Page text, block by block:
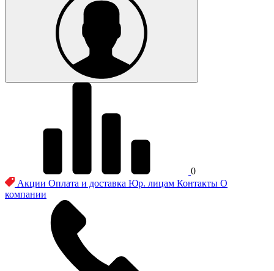
0
Акции Оплата и доставка Юр. лицам Контакты О
компании